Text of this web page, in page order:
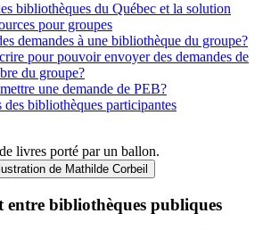
bibliothèques du Québec et la solution
pour groupes
demandes à une bibliothèque du groupe?
pour pouvoir envoyer des demandes de
du groupe?
une demande de PEB?
des bibliothèques participantes
de Mathilde Corbeil
entre bibliothèques publiques